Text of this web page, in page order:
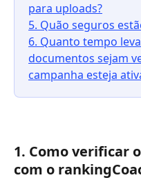
para uploads?
5. Quão seguros
6. Quanto tempo
documentos sejam
campanha esteja
1. Como verificar
com o